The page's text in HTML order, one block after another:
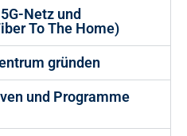
Netz und
To The Home)
gründen
und Programme